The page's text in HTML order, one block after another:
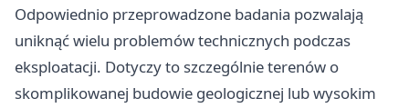
Odpowiednio przeprowadzone badania pozwalają
uniknąć wielu problemów technicznych podczas
eksploatacji. Dotyczy to szczególnie terenów o
skomplikowanej budowie geologicznej lub wysokim